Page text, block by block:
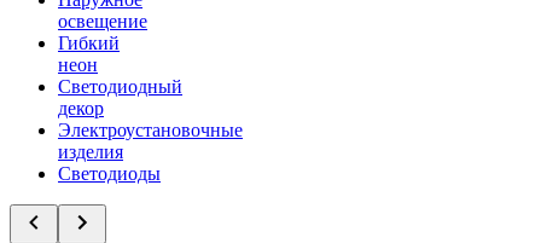
освещение
Гибкий
неон
Светодиодный
декор
Электроустановочные
изделия
Светодиоды